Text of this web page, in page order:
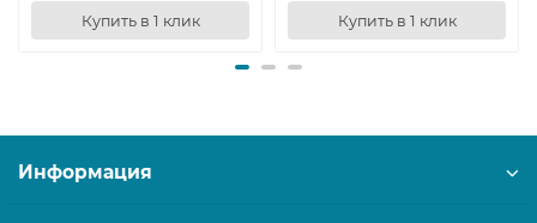
Купить в 1 клик Купить в 1 клик
Информация